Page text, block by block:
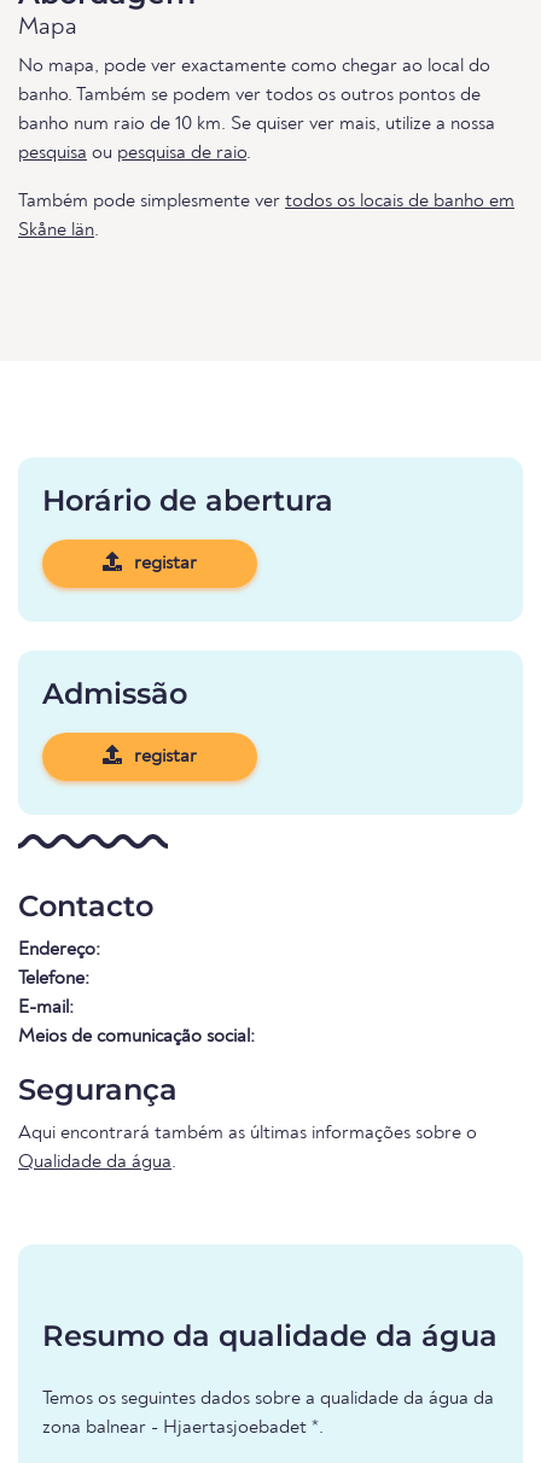
Mapa
No mapa, pode ver exactamente como chegar ao local do
banho. Também se podem ver todos os outros pontos de
banho num raio de 10 km. Se quiser ver mais, utilize a nossa
pesquisa ou pesquisa de raio.
Também pode simplesmente ver todos os locais de banho em
Skåne län.
Horário de abertura
registar
Admissão
registar
Contacto
Endereço:
Telefone:
E-mail:
Meios de comunicação social:
Segurança
Aqui encontrará também as últimas informações sobre o
Qualidade da água.
Resumo da qualidade da água
Temos os seguintes dados sobre a qualidade da água da
zona balnear - Hjaertasjoebadet *.